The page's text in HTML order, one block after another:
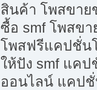
สินค้า โพสขาย
ซื้อ smf โพสข
โพสฟรีแคปชั่น
ให้ปัง smf แค
ออนไลน์ แคป